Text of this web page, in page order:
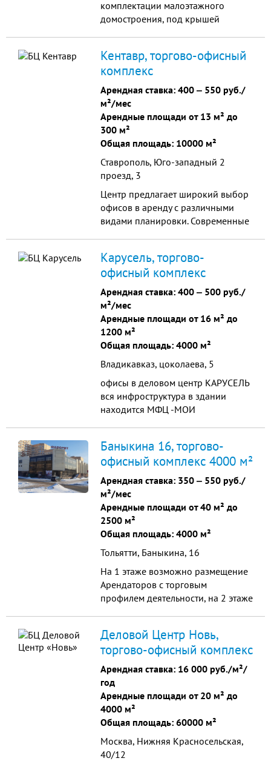
комплектации малоэтажного
домостроения, под крышей
материалы, инструмент,
необходимые при строительстве,
реконструкции и благоустройстве
дома, бани и сада.
Кентавр, торгово-офисный
комплекс
Арендная ставка: 400 ‒ 550 руб./
м²/мес
Арендные площади от 13 м² до
300 м²
Общая площадь: 10000 м²
Ставрополь, Юго-западный 2
проезд, 3
Центр предлагает широкий выбор
oфисов в aренду с различными
видами планировки. Современные
максимально комфортной и
приятной обстановке. Наш бизнес-
центр оборудован современными
инженерными коммуникациями,
полностью отвечающими
требованиями функциональности
и комфорта, на протяжении
соотношением стоимости и
качества оказываемых услуг.
Карусель, торгово-
офисный комплекс
Арендная ставка: 400 ‒ 500 руб./
м²/мес
Арендные площади от 16 м² до
1200 м²
Общая площадь: 4000 м²
Владикавказ, цоколаева, 5
офисы в деловом центр КАРУСЕЛЬ
вся инфроструктура в здании
находится МФЦ -МОИ
Баныкина 16, торгово-
офисный комплекс 4000 м²
Арендная ставка: 350 ‒ 550 руб./
м²/мес
Арендные площади от 40 м² до
2500 м²
Общая площадь: 4000 м²
Тольятти, Баныкина, 16
На 1 этаже возможно размещение
Арендаторов с торговым
профилем деятельности, на 2 этаже
профилем деятельности или Call-
центра (в формате open-space). На
3 этаже размещаются офисы
Деловой Центр Новь,
торгово-офисный комплекс
Арендная ставка: 16 000 руб./м²/
год
Арендные площади от 20 м² до
4000 м²
Общая площадь: 60000 м²
Москва, Нижняя Красносельская,
40/12